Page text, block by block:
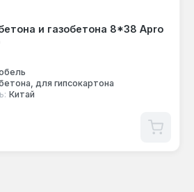
и газобетона 8*38 Apro
для гипсокартона
Китай